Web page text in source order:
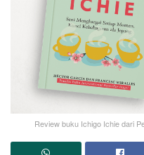
Review buku Ichigo Ichie dari